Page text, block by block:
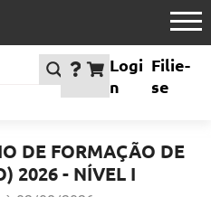
Logi
n
Filie-
se
DE FORMAÇÃO DE
2026 - NÍVEL I